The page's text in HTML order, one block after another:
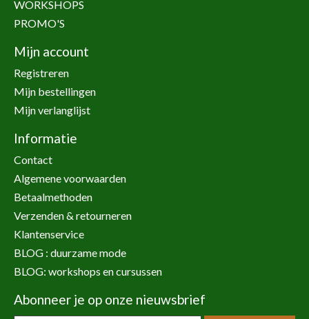
WORKSHOPS
PROMO'S
Mijn account
Registreren
Mijn bestellingen
Mijn verlanglijst
Informatie
Contact
Algemene voorwaarden
Betaalmethoden
Verzenden & retourneren
Klantenservice
BLOG : duurzame mode
BLOG: workshops en cursussen
Abonneer je op onze nieuwsbrief